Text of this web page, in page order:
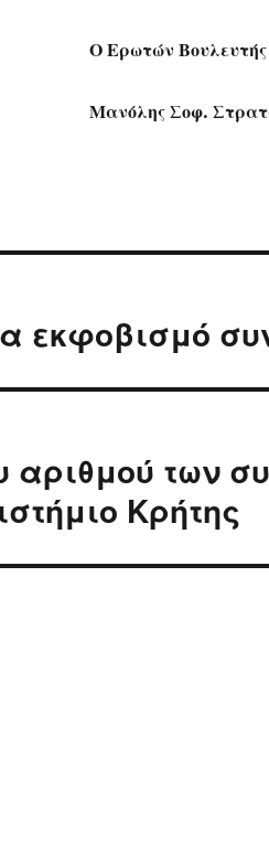
Ο Ερωτών Βουλευτής
Μανόλης Σοφ.
εκφοβισμό
αριθμού των
Κρήτης